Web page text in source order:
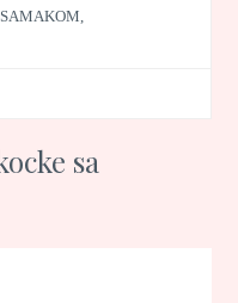
sa